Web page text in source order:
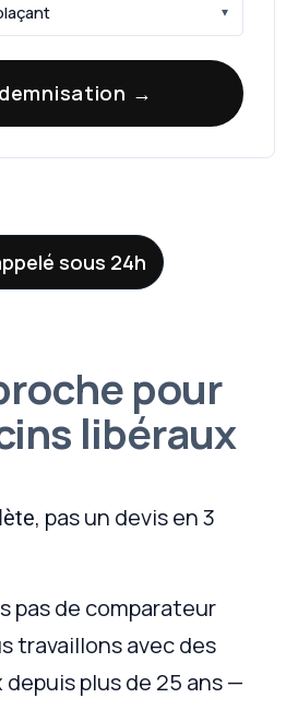
→
sous 24h
pour
libéraux
, pas un devis en 3
pas de comparateur
travaillons avec des
plus de 25 ans —